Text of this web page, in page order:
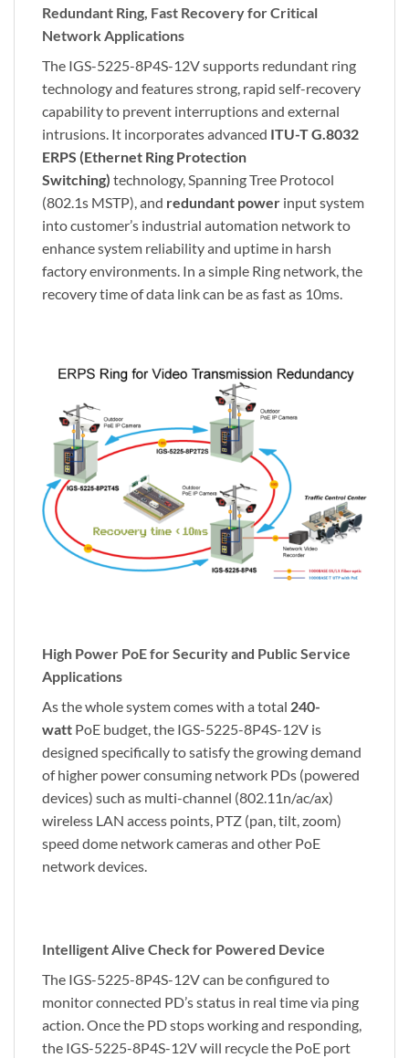
Redundant Ring, Fast Recovery for Critical
Network Applications
The IGS-5225-8P4S-12V supports redundant ring
technology and features strong, rapid self-recovery
capability to prevent interruptions and external
intrusions. It incorporates advanced ITU-T G.8032
ERPS (Ethernet Ring Protection
Switching) technology, Spanning Tree Protocol
(802.1s MSTP), and redundant power input system
into customer’s industrial automation network to
enhance system reliability and uptime in harsh
factory environments. In a simple Ring network, the
recovery time of data link can be as fast as 10ms.
High Power PoE for Security and Public Service
Applications
As the whole system comes with a total 240-
watt PoE budget, the IGS-5225-8P4S-12V is
designed specifically to satisfy the growing demand
of higher power consuming network PDs (powered
devices) such as multi-channel (802.11n/ac/ax)
wireless LAN access points, PTZ (pan, tilt, zoom)
speed dome network cameras and other PoE
network devices.
Intelligent Alive Check for Powered Device
The IGS-5225-8P4S-12V can be configured to
monitor connected PD’s status in real time via ping
action. Once the PD stops working and responding,
the IGS-5225-8P4S-12V will recycle the PoE port